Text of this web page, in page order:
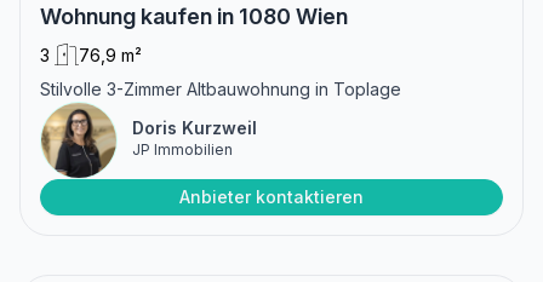
Wohnung kaufen in 1080 Wien
3
76,9 m²
Stilvolle 3-Zimmer Altbauwohnung in Toplage
Doris Kurzweil
JP Immobilien
Anbieter kontaktieren